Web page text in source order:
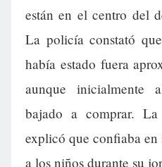
están en el centro del
La policía constató
había estado fuera
aunque inicialmente
bajado a comprar.
explicó que confiaba en
a los niños durante su